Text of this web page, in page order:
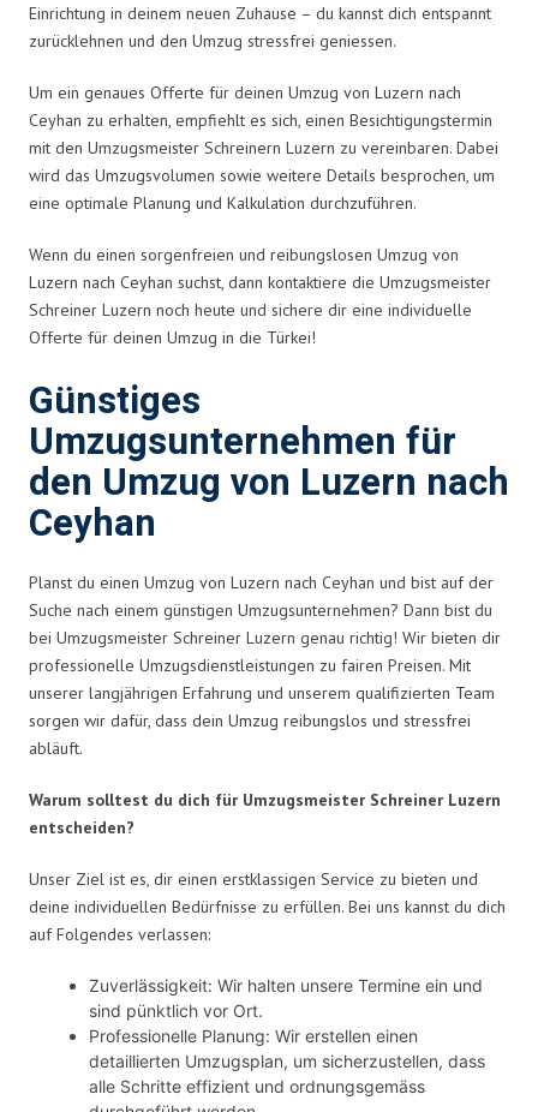
Einrichtung in deinem neuen Zuhause – du kannst dich entspannt
zurücklehnen und den Umzug stressfrei geniessen.
Um ein genaues Offerte für deinen Umzug von Luzern nach
Ceyhan zu erhalten, empfiehlt es sich, einen Besichtigungstermin
mit den Umzugsmeister Schreinern Luzern zu vereinbaren. Dabei
wird das Umzugsvolumen sowie weitere Details besprochen, um
eine optimale Planung und Kalkulation durchzuführen.
Wenn du einen sorgenfreien und reibungslosen Umzug von
Luzern nach Ceyhan suchst, dann kontaktiere die Umzugsmeister
Schreiner Luzern noch heute und sichere dir eine individuelle
Offerte für deinen Umzug in die Türkei!
Günstiges
Umzugsunternehmen für
den Umzug von Luzern nach
Ceyhan
Planst du einen Umzug von Luzern nach Ceyhan und bist auf der
Suche nach einem günstigen Umzugsunternehmen? Dann bist du
bei Umzugsmeister Schreiner Luzern genau richtig! Wir bieten dir
professionelle Umzugsdienstleistungen zu fairen Preisen. Mit
unserer langjährigen Erfahrung und unserem qualifizierten Team
sorgen wir dafür, dass dein Umzug reibungslos und stressfrei
abläuft.
Warum solltest du dich für Umzugsmeister Schreiner Luzern
entscheiden?
Unser Ziel ist es, dir einen erstklassigen Service zu bieten und
deine individuellen Bedürfnisse zu erfüllen. Bei uns kannst du dich
auf Folgendes verlassen:
Zuverlässigkeit: Wir halten unsere Termine ein und
sind pünktlich vor Ort.
Professionelle Planung: Wir erstellen einen
detaillierten Umzugsplan, um sicherzustellen, dass
alle Schritte effizient und ordnungsgemäss